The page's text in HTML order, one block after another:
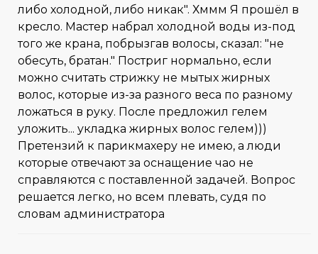
либо холодной, либо никак". Хммм Я прошёл в
кресло. Мастер набрал холодной воды из-под
того же крана, побрызгав волосы, сказал: "не
обесуть, братан." Постриг нормально, если
можно считать стрижку не мытых жирных
волос, которые из-за разного веса по разному
ложаться в руку. После предложил гелем
уложить... укладка жирных волос гелем)))
Претензий к парикмахеру не имею, а люди
которые отвечают за оснащение чао не
справляются с поставленной задачей. Вопрос
решается легко, но всем плевать, судя по
словам администратора